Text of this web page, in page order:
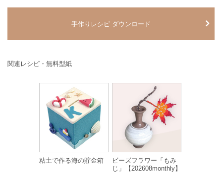
手作りレシピ ダウンロード
関連レシピ・無料型紙
粘土で作る海の貯金箱
ビーズフラワー「もみ
じ」【202608monthly】